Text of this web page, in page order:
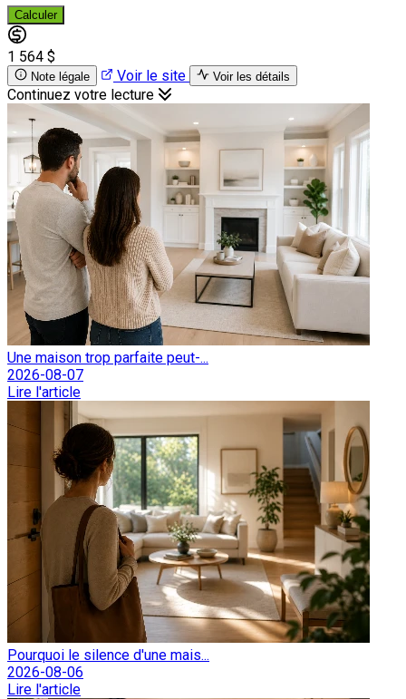
Calculer
1 564 $
Note légale Voir le site Voir les détails
Continuez votre lecture
Une maison trop parfaite peut-...
2026-08-07
Lire l'article
Pourquoi le silence d'une mais...
2026-08-06
Lire l'article